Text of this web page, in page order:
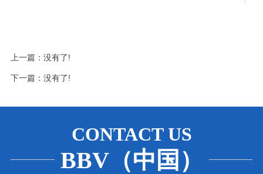
上一篇：没有了!
下一篇：没有了!
CONTACT US
BBV（中国）